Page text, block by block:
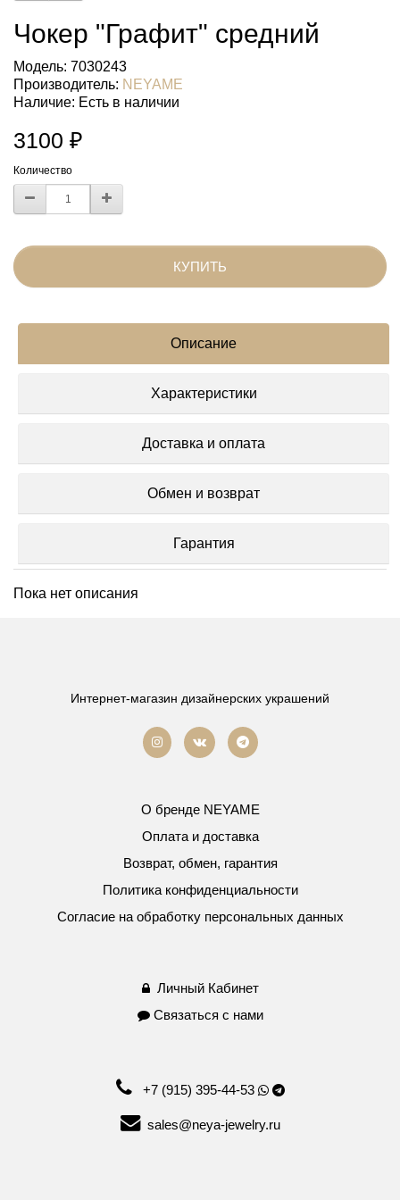
Чокер "Графит" средний
Модель: 7030243
Производитель: NEYAME
Наличие: Есть в наличии
3100 ₽
Количество
КУПИТЬ
Описание
Характеристики
Доставка и оплата
Обмен и возврат
Гарантия
Пока нет описания
Интернет-магазин дизайнерских украшений
О бренде NEYAME
Оплата и доставка
Возврат, обмен, гарантия
Политика конфиденциальности
Согласие на обработку персональных данных
Личный Кабинет
Связаться с нами
+7 (915) 395-44-53
sales@neya-jewelry.ru